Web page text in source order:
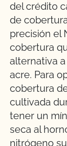
del crédito
de
precisión el
cobertura
alternativa
acre. Para
cobertura
cultivada
tener un
seca al
nitrógeno